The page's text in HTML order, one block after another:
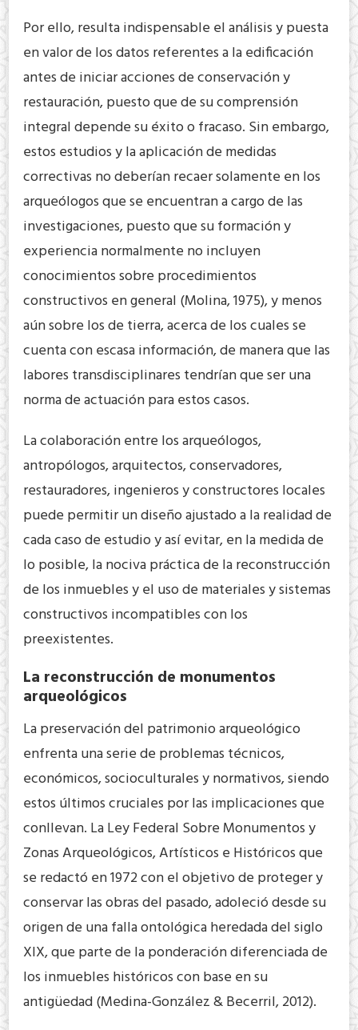
Por ello, resulta indispensable el análisis y puesta
en valor de los datos referentes a la edificación
antes de iniciar acciones de conservación y
restauración, puesto que de su comprensión
integral depende su éxito o fracaso. Sin embargo,
estos estudios y la aplicación de medidas
correctivas no deberían recaer solamente en los
arqueólogos que se encuentran a cargo de las
investigaciones, puesto que su formación y
experiencia normalmente no incluyen
conocimientos sobre procedimientos
constructivos en general (Molina, 1975), y menos
aún sobre los de tierra, acerca de los cuales se
cuenta con escasa información, de manera que las
labores transdisciplinares tendrían que ser una
norma de actuación para estos casos.
La colaboración entre los arqueólogos,
antropólogos, arquitectos, conservadores,
restauradores, ingenieros y constructores locales
puede permitir un diseño ajustado a la realidad de
cada caso de estudio y así evitar, en la medida de
lo posible, la nociva práctica de la reconstrucción
de los inmuebles y el uso de materiales y sistemas
constructivos incompatibles con los
preexistentes.
La reconstrucción de monumentos
arqueológicos
La preservación del patrimonio arqueológico
enfrenta una serie de problemas técnicos,
económicos, socioculturales y normativos, siendo
estos últimos cruciales por las implicaciones que
conllevan. La Ley Federal Sobre Monumentos y
Zonas Arqueológicos, Artísticos e Históricos que
se redactó en 1972 con el objetivo de proteger y
conservar las obras del pasado, adoleció desde su
origen de una falla ontológica heredada del siglo
XIX, que parte de la ponderación diferenciada de
los inmuebles históricos con base en su
antigüedad (Medina-González & Becerril, 2012).